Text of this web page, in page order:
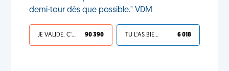
demi-tour dès que possible." VDM
JE VALIDE, C'EST UNE VDM 90 390 TU L'AS BIEN MÉRITÉ 6 018